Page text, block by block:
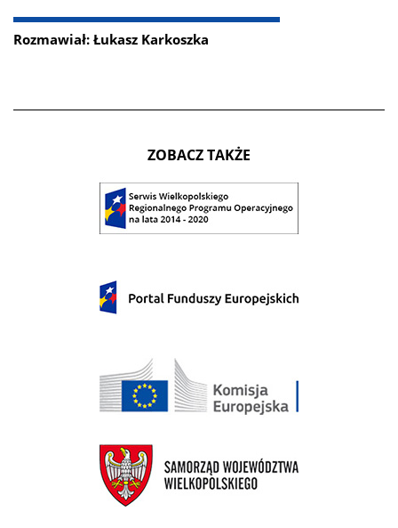
Rozmawiał: Łukasz Karkoszka
ZOBACZ TAKŻE